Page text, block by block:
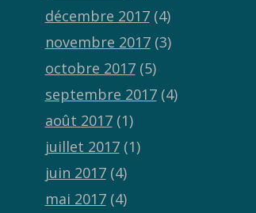
décembre 2017(4)
novembre 2017(3)
octobre 2017(5)
septembre 2017(4)
août 2017(1)
juillet 2017(1)
juin 2017(4)
mai 2017(4)